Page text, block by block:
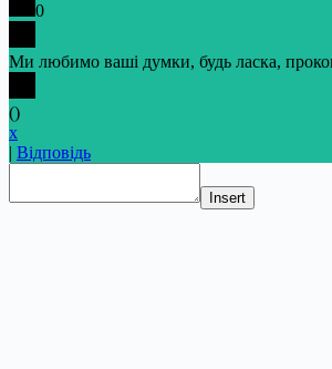
0
Ми любимо ваші думки, будь ласка,
()
x
| Відповідь
Insert